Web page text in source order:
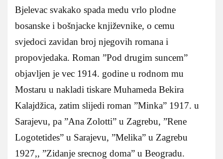
Bjelevac svakako spada medu vrlo plodne
bosanske i bošnjacke književnike, o cemu
svjedoci zavidan broj njegovih romana i
propovjedaka. Roman ”Pod drugim suncem”
objavljen je vec 1914. godine u rodnom mu
Mostaru u nakladi tiskare Muhameda Bekira
Kalajdžica, zatim slijedi roman ”Minka” 1917. u
Sarajevu, pa ”Ana Zolotti” u Zagrebu, ”Rene
Logotetides” u Sarajevu, ”Melika” u Zagrebu
1927,, ”Zidanje srecnog doma” u Beogradu.